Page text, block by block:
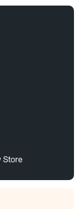
Store